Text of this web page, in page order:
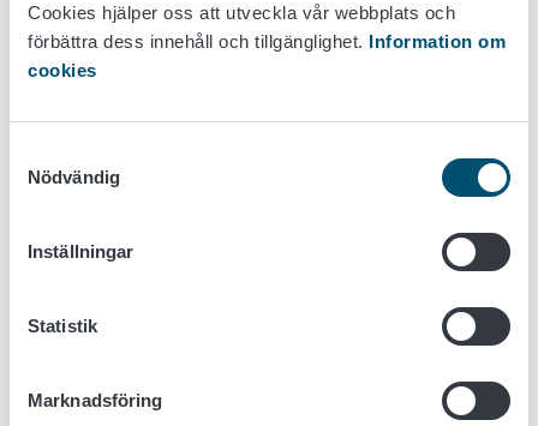
Cookies hjälper oss att utveckla vår webbplats och
förbättra dess innehåll och tillgänglighet. Information om
cookies
Nödvändig
Inställningar
Statistik
Marknadsföring
Medlemmar
Landsbygdssekreterare, agrolog Markku Heikkilä, Kemijärvi
SpecialforskareJohanna Leppälä, Naturresursinstitutet
Universitetsforskare, jur.dr., VH Juha Joona, Lapplands
Skogsbruksingenjör Juha Järvenpää
Borgmästare Harri Peltola, Puolango
Mandatperiod
Renskadenämndens mandatperiod är 4.6.2025 – 4.6.2029.